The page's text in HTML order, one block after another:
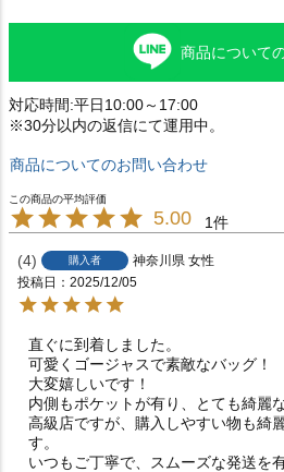
商品について
対応時間:平日10:00～17:00
※30分以内の返信にて運用中。
商品についてのお問い合わせ
5.00 1
4 購入者 神奈川県 女性
投稿日
2025/12/05
直ぐに到着しました。
可愛くゴージャスで素敵なバッグ！
大変嬉しいです！
内側もポケットが有り、とても綺麗
高級店ですが、購入しやすい物も綺
す。
いつもご丁寧で、スムーズな発送を